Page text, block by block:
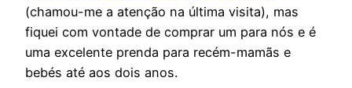
(chamou-me a atenção na última visita), mas
fiquei com vontade de comprar um para nós e é
uma excelente prenda para recém-mamãs e
bebés até aos dois anos.